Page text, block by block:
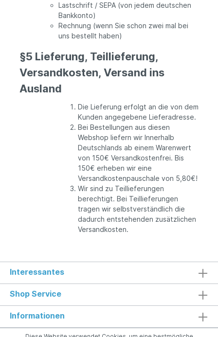
Lastschrift / SEPA (von jedem deutschen
Bankkonto)
Rechnung (wenn Sie schon zwei mal bei
uns bestellt haben)
§5 Lieferung, Teillieferung,
Versandkosten, Versand ins
Ausland
Die Lieferung erfolgt an die von dem
Kunden angegebene Lieferadresse.
Bei Bestellungen aus diesen
Webshop liefern wir Innerhalb
Deutschlands ab einem Warenwert
von 150€ Versandkostenfrei. Bis
150€ erheben wir eine
Versandkostenpauschale von 5,80€!
Wir sind zu Teillieferungen
berechtigt. Bei Teillieferungen
tragen wir selbstverständlich die
dadurch entstehenden zusätzlichen
Versandkosten.
Interessantes
Shop Service
Informationen